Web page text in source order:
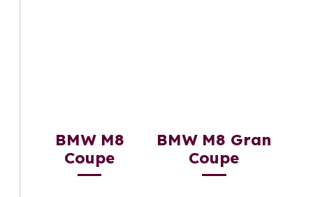
BMW M8
Coupe
BMW M8 Gran
Coupe